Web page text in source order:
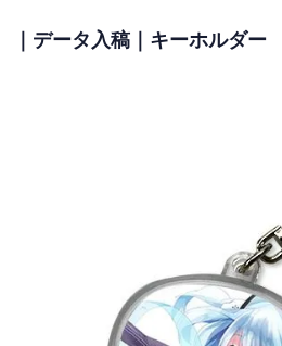
｜データ入稿｜キーホルダー